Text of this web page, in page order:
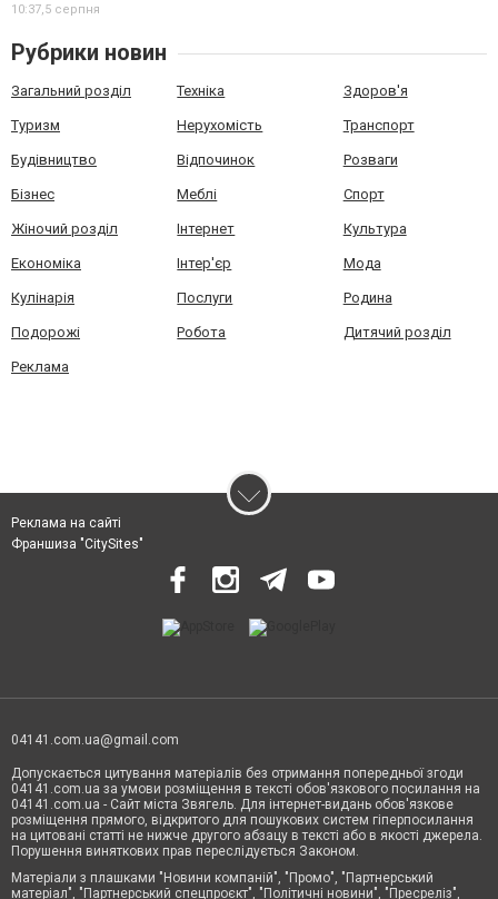
10:37, 5 серпня
Рубрики новин
Загальний розділ Техніка Здоров'я
Туризм Нерухомість Транспорт
Будівництво Відпочинок Розваги
Бізнес Меблі Спорт
Жіночий розділ Інтернет Культура
Економіка Інтер'єр Мода
Кулінарія Послуги Родина
Подорожі Робота Дитячий розділ
Реклама
Реклама на сайті
Франшиза "CitySites"
04141.com.ua@gmail.com
Допускається цитування матеріалів без отримання попередньої згоди
04141.com.ua за умови розміщення в тексті обов'язкового посилання на
04141.com.ua - Сайт міста Звягель. Для інтернет-видань обов'язкове
розміщення прямого, відкритого для пошукових систем гіперпосилання
на цитовані статті не нижче другого абзацу в тексті або в якості джерела.
Порушення виняткових прав переслідується Законом.
Матеріали з плашками "Новини компаній", "Промо", "Партнерський
матеріал", "Партнерський спецпроєкт", "Політичні новини", "Пресреліз",